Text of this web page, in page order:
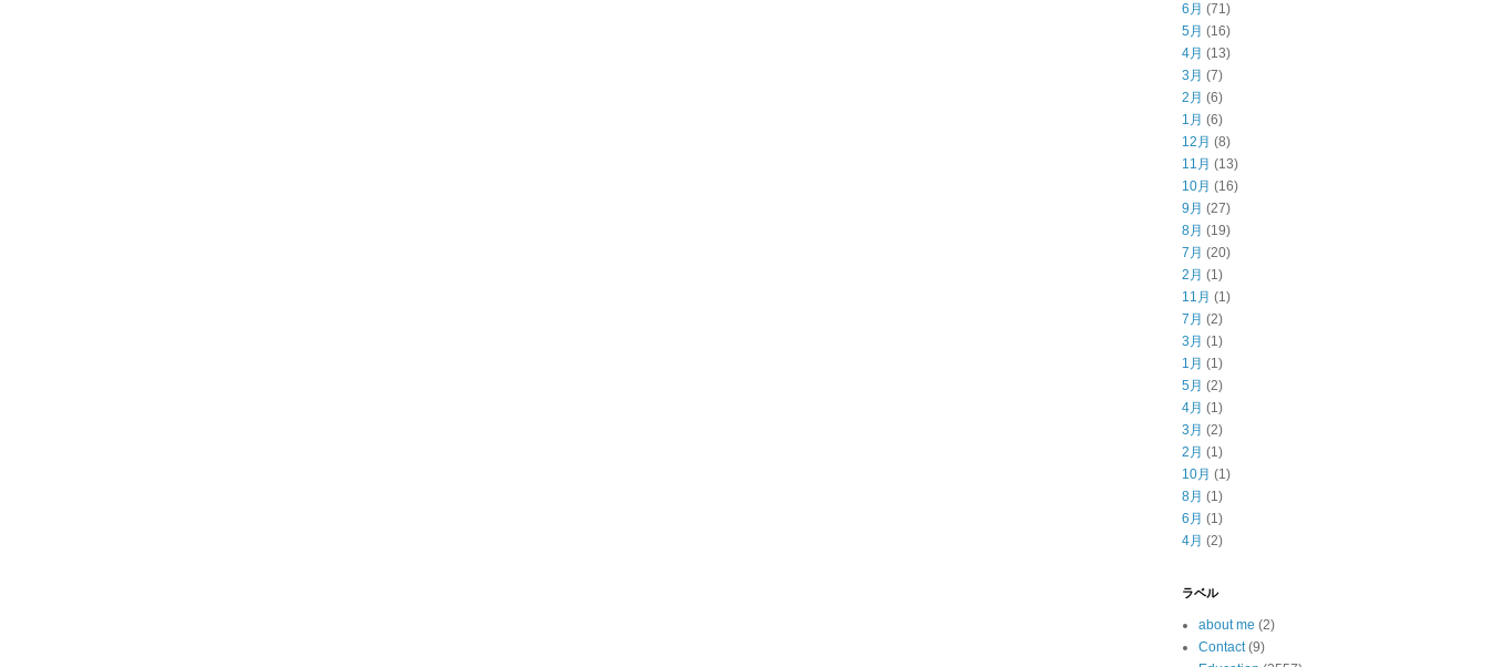
6月 (71)
5月 (16)
4月 (13)
3月 (7)
2月 (6)
1月 (6)
12月 (8)
11月 (13)
10月 (16)
9月 (27)
8月 (19)
7月 (20)
2月 (1)
11月 (1)
7月 (2)
3月 (1)
1月 (1)
5月 (2)
4月 (1)
3月 (2)
2月 (1)
10月 (1)
8月 (1)
6月 (1)
4月 (2)
ラベル
about me (2)
Contact (9)